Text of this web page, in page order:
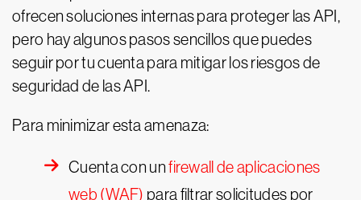
ofrecen soluciones internas para proteger las API,
pero hay algunos pasos sencillos que puedes
seguir por tu cuenta para mitigar los riesgos de
seguridad de las API.
Para minimizar esta amenaza:
Cuenta con unfirewall de aplicaciones
web (WAF) para filtrar solicitudes por